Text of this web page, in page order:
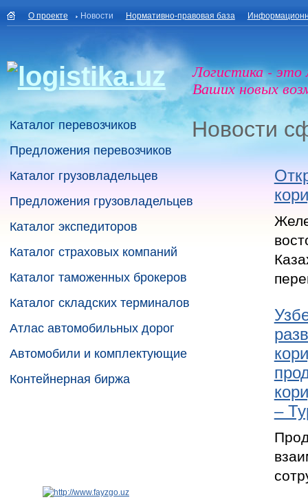
О проекте Новости Нормативно-правовая база
Логистика - это
Ваших новых
Каталог перевозчиков
Предложения перевозчиков
Каталог грузовладельцев
Предложения грузовладельцев
Каталог экспедиторов
Каталог страховых компаний
Каталог таможенных брокеров
Каталог складских терминалов
Атлас автомобильных дорог
Автомобили и комплектующие
Контейнерная биржа
Новости
–